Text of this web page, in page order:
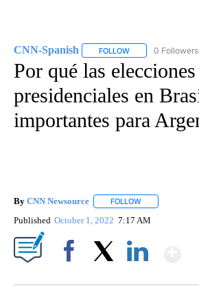
CNN-Spanish FOLLOW FOLLOW "CNN-
0 Followers
Por qué las elecciones
presidenciales en
importantes para
By CNN Newsource FOLLOW
Published October 1, 2022 7:17 AM